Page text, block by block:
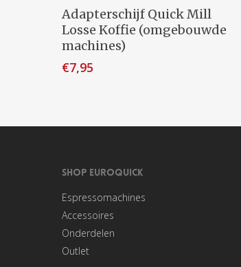
Toevoegen Aan Winkelwagen
Adapterschijf Quick Mill
Losse Koffie (omgebouwde
machines)
€7,95
SHOP EUROQUICK
Espressomachines
Accessoires
Onderdelen
Outlet